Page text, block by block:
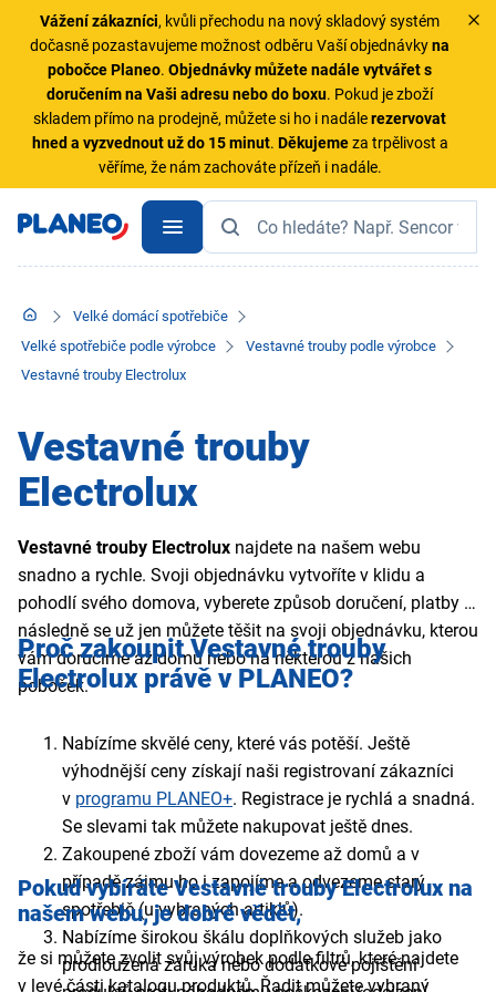
Vážení zákazníci, kvůli přechodu na nový skladový systém
dočasně pozastavujeme možnost odběru Vaší objednávkyna
pobočce Planeo.Objednávky můžete nadále vytvářet s
doručením na Vaši adresu nebo do boxu. Pokud je zboží
skladem přímo na prodejně, můžete si ho i nadálerezervovat
hned a vyzvednout už do 15 minut. Děkujemeza trpělivost a
věříme, že nám zachováte přízeň i nadále.
Velké domácí spotřebiče
Velké spotřebiče podle výrobce
Vestavné trouby podle výrobce
Vestavné trouby Electrolux
Vestavné trouby
Electrolux
Vestavné trouby Electrolux najdete na našem webu
snadno a rychle. Svoji objednávku vytvoříte v klidu a
pohodlí svého domova, vyberete způsob doručení, platby a
následně se už jen můžete těšit na svoji objednávku, kterou
vám doručíme až domů nebo na některou z našich
poboček.
Proč zakoupitVestavné trouby
Electrolux právě v PLANEO?
Nabízíme skvělé ceny, které vás potěší. Ještě
výhodnější ceny získají naši registrovaní zákazníci
v programu PLANEO+. Registrace je rychlá a snadná.
Se slevami tak můžete nakupovat ještě dnes.
Zakoupené zboží vám dovezeme až domů a v
případě zájmu ho i zapojíme a odvezeme starý
spotřebič (u vybraných artiklů).
Nabízíme širokou škálu doplňkových služeb jako
prodloužená záruka nebo dodatkové pojištění
Pokud vybíráteVestavné trouby Electrolux na
našem webu,je dobré vědět,
že si můžete zvolit svůj výrobek podle filtrů, které najdete
v levé části katalogu produktů. Řadit můžete vybraný